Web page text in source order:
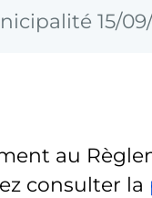
15/09/
au
consulter la